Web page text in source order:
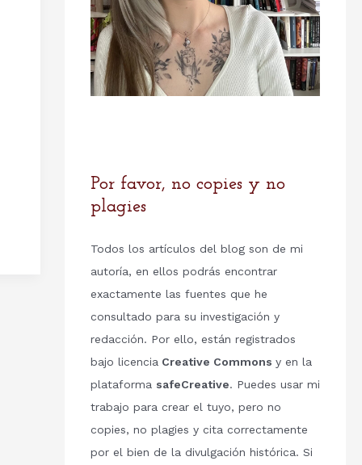
Por favor, no copies y no
plagies
Todos los artículos del blog son de mi
autoría, en ellos podrás encontrar
exactamente las fuentes que he
consultado para su investigación y
redacción. Por ello, están registrados
bajo licencia Creative Commons y en la
plataforma safeCreative. Puedes usar mi
trabajo para crear el tuyo, pero no
copies, no plagies y cita correctamente
por el bien de la divulgación histórica. Si